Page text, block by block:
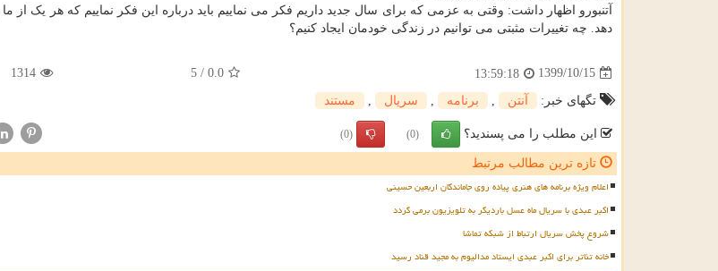
آتنبورو اظهار داشت: وقتی به عزمی که برای سال جدید داریم فکر می نماییم باید درباره این فکر نماییم که هر یک از
دهد. چه تغییرات مثبتی می توانیم در زندگی خودمان ایجاد کنیم؟
1399/10/15
13:59:18
0.0
/
5
1314
تگهای خبر: آنتن برنامه سریال مستند
این مطلب را می پسندید؟ (0)
(0)
تازه ترین مطالب مرتبط
اعلام ویژه برنامه های هنری پیاده روی جاماندگان اربعین حسینی
اکبر عبدی با سریال ماه عسل باردیگر به تلویزیون برمی گردد
شروع پخش سریال ارتباط از شبکه تماشا
خانه تئاتر برای اکبر عبدی ایستاد مدالیوم به مجید قناد رسید